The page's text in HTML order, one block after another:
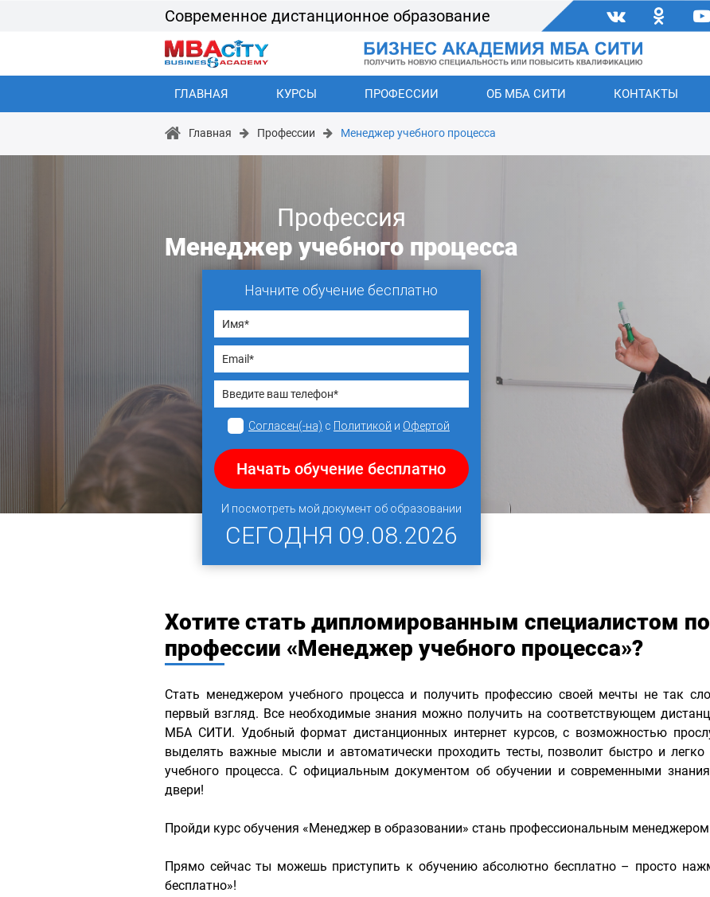
Современное дистанционное образование
ГЛАВНАЯ КУРСЫ ПРОФЕССИИ ОБ МБА СИТИ КОНТАКТЫ
Главная Профессии Менеджер учебного процесса
Профессия
Менеджер учебного процесса
Начните обучение бесплатно
Согласен(-на) с Политикой и Офертой
Начать обучение бесплатно
И посмотреть мой документ об образовании
СЕГОДНЯ 09.08.2026
Хотите стать дипломированным специалистом по
профессии «Менеджер учебного процесса»?
Стать менеджером учебного процесса и получить профессию своей мечты не так
первый взгляд. Все необходимые знания можно получить на соответствующем
МБА СИТИ. Удобный формат дистанционных интернет курсов, с возможностью
выделять важные мысли и автоматически проходить тесты, позволит быстро и
учебного процесса. С официальным документом об обучении и современными
двери!
Пройди курс обучения «Менеджер в образовании» стань профессиональным менеджером
Прямо сейчас ты можешь приступить к обучению абсолютно бесплатно – просто
бесплатно»!